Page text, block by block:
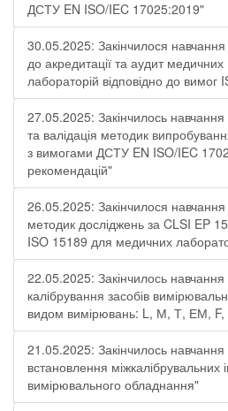
ДСТУ EN ISO/IEC 17025:2019"
30.05.2025: Закінчилося навчання
до акредитації та аудит медичних
лабораторій відповідно до вимог
27.05.2025: Закінчилось
та валідація методик
з вимогами ДСТУ EN ISO/IEC
рекомендацій"
26.05.2025: Закінчилося
методик досліджень за CLSI EP
ISO 15189 для медичних
22.05.2025: Закінчилось
калібрування засобів
видом вимірювань: L, М, Т, ЕМ, F,
21.05.2025: Закінчилось навчання
встановлення міжкалібрувальних
вимірювального обладнання"